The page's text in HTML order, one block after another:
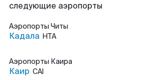
следующие аэропорты
Аэропорты Читы
Кадала HTA
Аэропорты Каира
Каир CAI